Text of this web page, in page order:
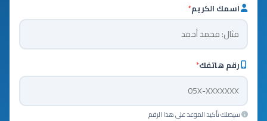
اسمك الكريم*
رقم هاتفك*
سيصلك تأكيد الموعد على هذا الرقم